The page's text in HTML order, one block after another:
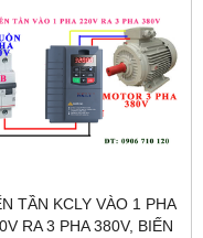
TẦN KCLY VÀO 1 PHA
RA 3 PHA 380V, BIẾN